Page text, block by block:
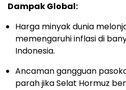
Dampak Global:
Harga minyak dunia
memengaruhi inflasi di
Indonesia.
Ancaman gangguan
parah jika Selat Hormuz